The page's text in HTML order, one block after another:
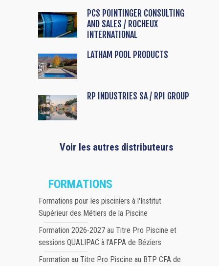
PCS POINTINGER CONSULTING
AND SALES / ROCHEUX
INTERNATIONAL
LATHAM POOL PRODUCTS
RP INDUSTRIES SA / RPI GROUP
Voir les autres distributeurs
FORMATIONS
Formations pour les pisciniers à l'Institut
Supérieur des Métiers de la Piscine
Formation 2026-2027 au Titre Pro Piscine et
sessions QUALIPAC à l'AFPA de Béziers
Formation au Titre Pro Piscine au BTP CFA de